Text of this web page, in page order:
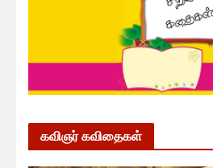
கவிஞர் கவிதைகள்